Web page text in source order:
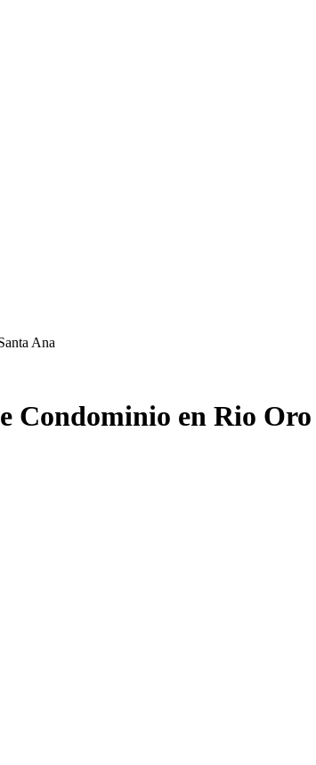
Ana
Condominio en Rio